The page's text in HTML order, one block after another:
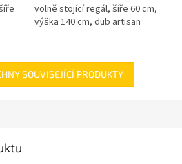
volně stojící regál, šíře 60 cm,
výška 140 cm, dub artisan
SOUVISEJÍCÍ PRODUKTY